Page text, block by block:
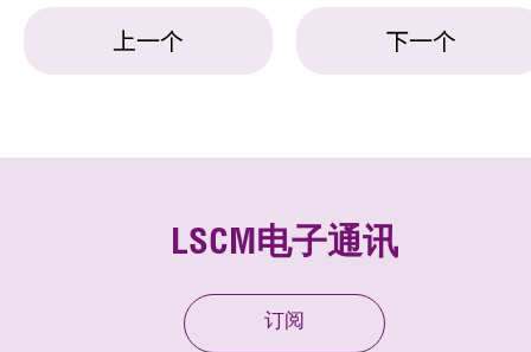
上一个 下一个
LSCM电子通讯
订阅